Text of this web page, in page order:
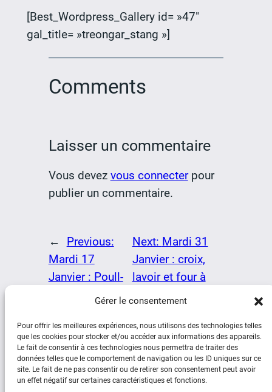
Gérer le consentement
Pour offrir les meilleures expériences, nous utilisons des technologies telles
que les cookies pour stocker et/ou accéder aux informations des appareils.
Le fait de consentir à ces technologies nous permettra de traiter des
données telles que le comportement de navigation ou les ID uniques sur ce
site. Le fait de ne pas consentir ou de retirer son consentement peut avoir
un effet négatif sur certaines caractéristiques et fonctions.
[Best_Wordpress_Gallery id= »47″
gal_title= »treongar_stang »]
Comments
Laisser un commentaire
Vous devez vous connecterpour
publier un commentaire.
←
Previous:
Mardi 17
Janvier : Poull-
Pri et Treongar
Next: Mardi 31
Janvier : croix,
lavoir et four à
goémon
→